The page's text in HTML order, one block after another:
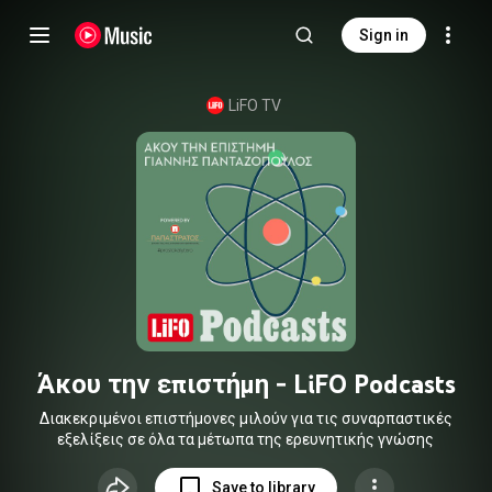
Sign in
LiFO TV
Άκου την επιστήμη - LiFO Podcasts
Διακεκριμένοι επιστήμονες μιλούν για τις συναρπαστικές
εξελίξεις σε όλα τα μέτωπα της ερευνητικής γνώσης
Save to library